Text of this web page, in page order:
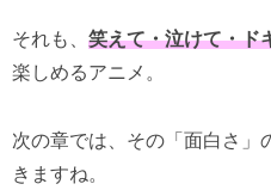
それも、 笑えて・泣けて・ド
楽しめるアニメ。
次の章では、その「面白さ」
きますね。